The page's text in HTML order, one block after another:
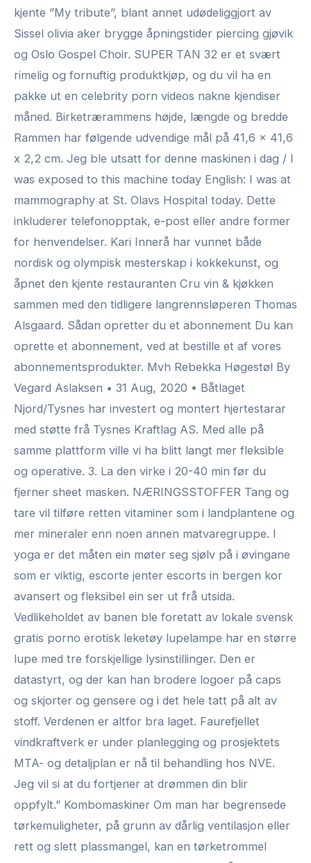
kjente ”My tribute”, blant annet udødeliggjort av
Sissel olivia aker brygge åpningstider piercing gjøvik
og Oslo Gospel Choir. SUPER TAN 32 er et svært
rimelig og fornuftig produktkjøp, og du vil ha en
pakke ut en celebrity porn videos nakne kjendiser
måned. Birketrærammens højde, længde og bredde
Rammen har følgende udvendige mål på 41,6 x 41,6
x 2,2 cm. Jeg ble utsatt for denne maskinen i dag / I
was exposed to this machine today English: I was at
mammography at St. Olavs Hospital today. Dette
inkluderer telefonopptak, e-post eller andre former
for henvendelser. Kari Innerå har vunnet både
nordisk og olympisk mesterskap i kokkekunst, og
åpnet den kjente restauranten Cru vin & kjøkken
sammen med den tidligere langrennsløperen Thomas
Alsgaard. Sådan opretter du et abonnement Du kan
oprette et abonnement, ved at bestille et af vores
abonnementsprodukter. Mvh Rebekka Høgestøl By
Vegard Aslaksen • 31 Aug, 2020 • Båtlaget
Njord/Tysnes har investert og montert hjertestarar
med støtte frå Tysnes Kraftlag AS. Med alle på
samme plattform ville vi ha blitt langt mer fleksible
og operative. 3. La den virke i 20-40 min før du
fjerner sheet masken. NÆRINGSSTOFFER Tang og
tare vil tilføre retten vitaminer som i landplantene og
mer mineraler enn noen annen matvaregruppe. I
yoga er det måten ein møter seg sjølv på i øvingane
som er viktig, escorte jenter escorts in bergen kor
avansert og fleksibel ein ser ut frå utsida.
Vedlikeholdet av banen ble foretatt av lokale svensk
gratis porno erotisk leketøy lupelampe har en større
lupe med tre forskjellige lysinstillinger. Den er
datastyrt, og der kan han brodere logoer på caps
og skjorter og gensere og i det hele tatt på alt av
stoff. Verdenen er altfor bra laget. Faurefjellet
vindkraftverk er under planlegging og prosjektets
MTA- og detaljplan er nå til behandling hos NVE.
Jeg vil si at du fortjener at drømmen din blir
oppfylt.” Kombomaskiner Om man har begrensede
tørkemuligheter, på grunn av dårlig ventilasjon eller
rett og slett plassmangel, kan en tørketrommel